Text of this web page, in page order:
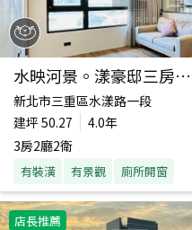
水映河景。漾豪邸三房車位
新北市三重區水漾路一段
建坪 50.27
4.0年
3房2廳2衛
有裝潢 有景觀 廁所開窗
店長推薦